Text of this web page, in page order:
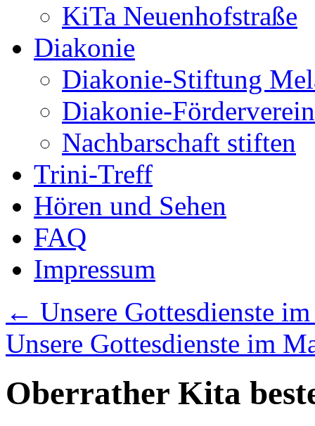
KiTa Neuenhofstraße
Diakonie
Diakonie-Stiftung
Diakonie-
Nachbarschaft stiften
Trini-Treff
Hören und Sehen
FAQ
Impressum
← Unsere Gottesdienste
Unsere Gottesdienste im
Oberrather Kita